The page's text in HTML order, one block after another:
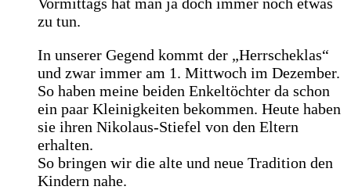
zu tun.
In unserer Gegend kommt der „Herrscheklas“
und zwar immer am 1. Mittwoch im Dezember.
So haben meine beiden Enkeltöchter da schon
ein paar Kleinigkeiten bekommen. Heute haben
sie ihren Nikolaus-Stiefel von den Eltern
erhalten.
So bringen wir die alte und neue Tradition den
Kindern nahe.